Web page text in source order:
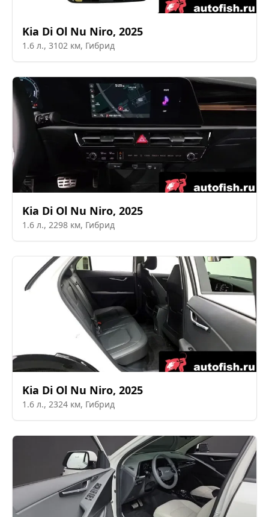
Kia Di Ol Nu Niro, 2025
1.6 л., 3102 км, Гибрид
Kia Di Ol Nu Niro, 2025
1.6 л., 2298 км, Гибрид
Kia Di Ol Nu Niro, 2025
1.6 л., 2324 км, Гибрид